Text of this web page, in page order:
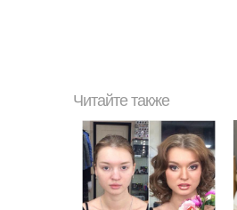
Читайте также